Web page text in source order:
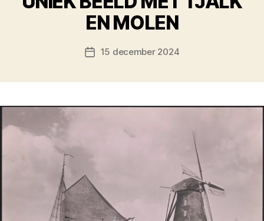
EN MOLEN
Berichtdatum
15 december 2024